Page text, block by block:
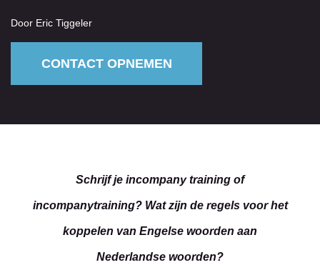
Door Eric Tiggeler
CONTACT OPNEMEN
Schrijf je incompany training of
incompanytraining? Wat zijn de regels voor het
koppelen van Engelse woorden aan
Nederlandse woorden?